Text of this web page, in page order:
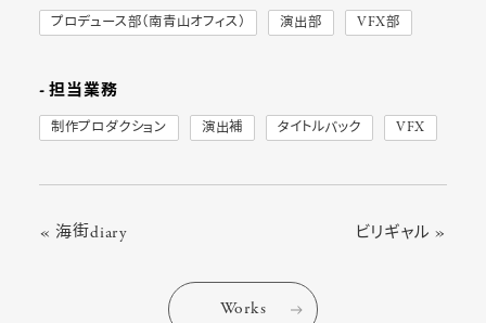
プロデュース部（南青山オフィス） 演出部 VFX部
- 担当業務
制作プロダクション 演出補 タイトルバック VFX
« 海街diary ビリギャル »
Works